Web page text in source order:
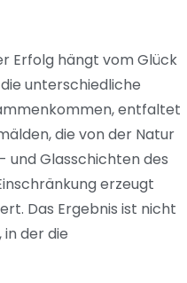
Erfolg hängt vom Glück
unterschiedliche
entfaltet
die von der Natur
und Glasschichten des
erzeugt
Das Ergebnis ist nicht
der die